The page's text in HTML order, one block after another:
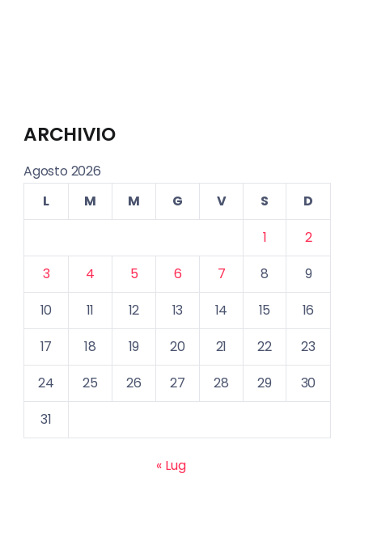
ARCHIVIO
Agosto 2026
L
M M G V S
D
1
2
3
4 5 6 7 8
9
10
11 12 13 14 15
16
17
18 19 20 21 22
23
24
25 26 27 28 29
30
31
« Lug